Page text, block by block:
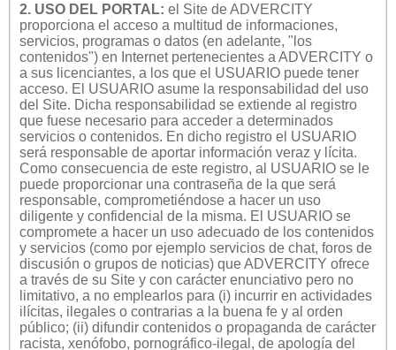
2. USO DEL PORTAL: el Site de ADVERCITY
proporciona el acceso a multitud de informaciones,
servicios, programas o datos (en adelante, "los
contenidos") en Internet pertenecientes a ADVERCITY o
a sus licenciantes, a los que el USUARIO puede tener
acceso. El USUARIO asume la responsabilidad del uso
del Site. Dicha responsabilidad se extiende al registro
que fuese necesario para acceder a determinados
servicios o contenidos. En dicho registro el USUARIO
será responsable de aportar información veraz y lícita.
Como consecuencia de este registro, al USUARIO se le
puede proporcionar una contraseña de la que será
responsable, comprometiéndose a hacer un uso
diligente y confidencial de la misma. El USUARIO se
compromete a hacer un uso adecuado de los contenidos
y servicios (como por ejemplo servicios de chat, foros de
discusión o grupos de noticias) que ADVERCITY ofrece
a través de su Site y con carácter enunciativo pero no
limitativo, a no emplearlos para (i) incurrir en actividades
ilícitas, ilegales o contrarias a la buena fe y al orden
público; (ii) difundir contenidos o propaganda de carácter
racista, xenófobo, pornográfico-ilegal, de apología del